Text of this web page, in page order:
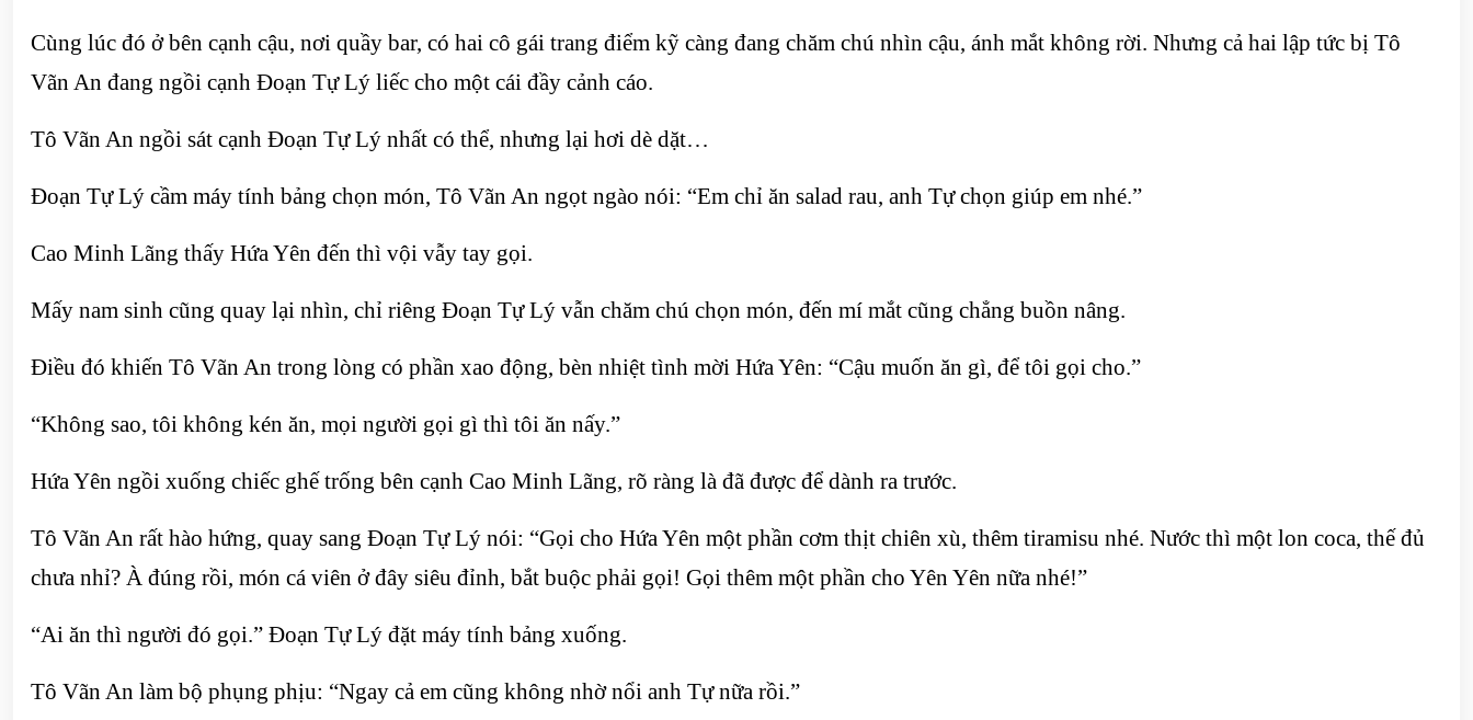
Cùng lúc đó ở bên cạnh cậu, nơi quầy bar, có hai cô gái trang điểm kỹ càng đang chăm chú nhìn cậu, ánh mắt không rời. Nhưng cả hai lập tức bị Tô
Vãn An đang ngồi cạnh Đoạn Tự Lý liếc cho một cái đầy cảnh cáo.
Tô Vãn An ngồi sát cạnh Đoạn Tự Lý nhất có thể, nhưng lại hơi dè dặt…
Đoạn Tự Lý cầm máy tính bảng chọn món, Tô Vãn An ngọt ngào nói: “Em chỉ ăn salad rau, anh Tự chọn giúp em nhé.”
Cao Minh Lãng thấy Hứa Yên đến thì vội vẫy tay gọi.
Mấy nam sinh cũng quay lại nhìn, chỉ riêng Đoạn Tự Lý vẫn chăm chú chọn món, đến mí mắt cũng chẳng buồn nâng.
Điều đó khiến Tô Vãn An trong lòng có phần xao động, bèn nhiệt tình mời Hứa Yên: “Cậu muốn ăn gì, để tôi gọi cho.”
“Không sao, tôi không kén ăn, mọi người gọi gì thì tôi ăn nấy.”
Hứa Yên ngồi xuống chiếc ghế trống bên cạnh Cao Minh Lãng, rõ ràng là đã được để dành ra trước.
Tô Vãn An rất hào hứng, quay sang Đoạn Tự Lý nói: “Gọi cho Hứa Yên một phần cơm thịt chiên xù, thêm tiramisu nhé. Nước thì một lon coca, thế đủ
chưa nhỉ? À đúng rồi, món cá viên ở đây siêu đỉnh, bắt buộc phải gọi! Gọi thêm một phần cho Yên Yên nữa nhé!”
“Ai ăn thì người đó gọi.” Đoạn Tự Lý đặt máy tính bảng xuống.
Tô Vãn An làm bộ phụng phịu: “Ngay cả em cũng không nhờ nổi anh Tự nữa rồi.”